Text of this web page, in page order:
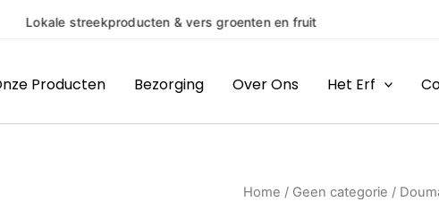
(H)eerlijke producten van boeren
Producten Bezorging Over Ons Het Erf
Home / Geen categorie /
Douma